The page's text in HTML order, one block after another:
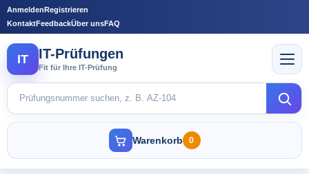
AnmeldenRegistrieren
KontaktFeedbackÜber unsFAQ
IT IT-Prüfungen
Fit für Ihre IT-Prüfung
Warenkorb 0